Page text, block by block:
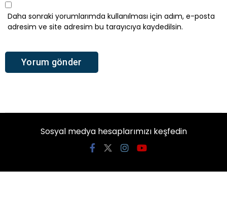
Daha sonraki yorumlarımda kullanılması için adım, e-posta
adresim ve site adresim bu tarayıcıya kaydedilsin.
Sosyal medya hesaplarımızı keşfedin